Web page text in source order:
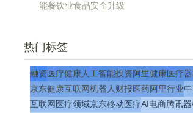
能餐饮业食品安全升级
热门标签
融资医疗健康人工智能投资阿里健康医疗
京东健康互联网机器人 财报医药阿里行业
互联网医疗领域京东移动医疗AI电商腾讯